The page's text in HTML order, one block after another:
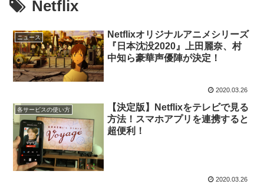
Netflix
ニュース
Netflixオリジナルアニメシリーズ
『日本沈没2020』上田麗奈、村
中知ら豪華声優陣が決定！
2020.03.26
各サービスの使い方
【決定版】Netflixをテレビで見る
方法！スマホアプリを連携すると
超便利！
2020.03.26